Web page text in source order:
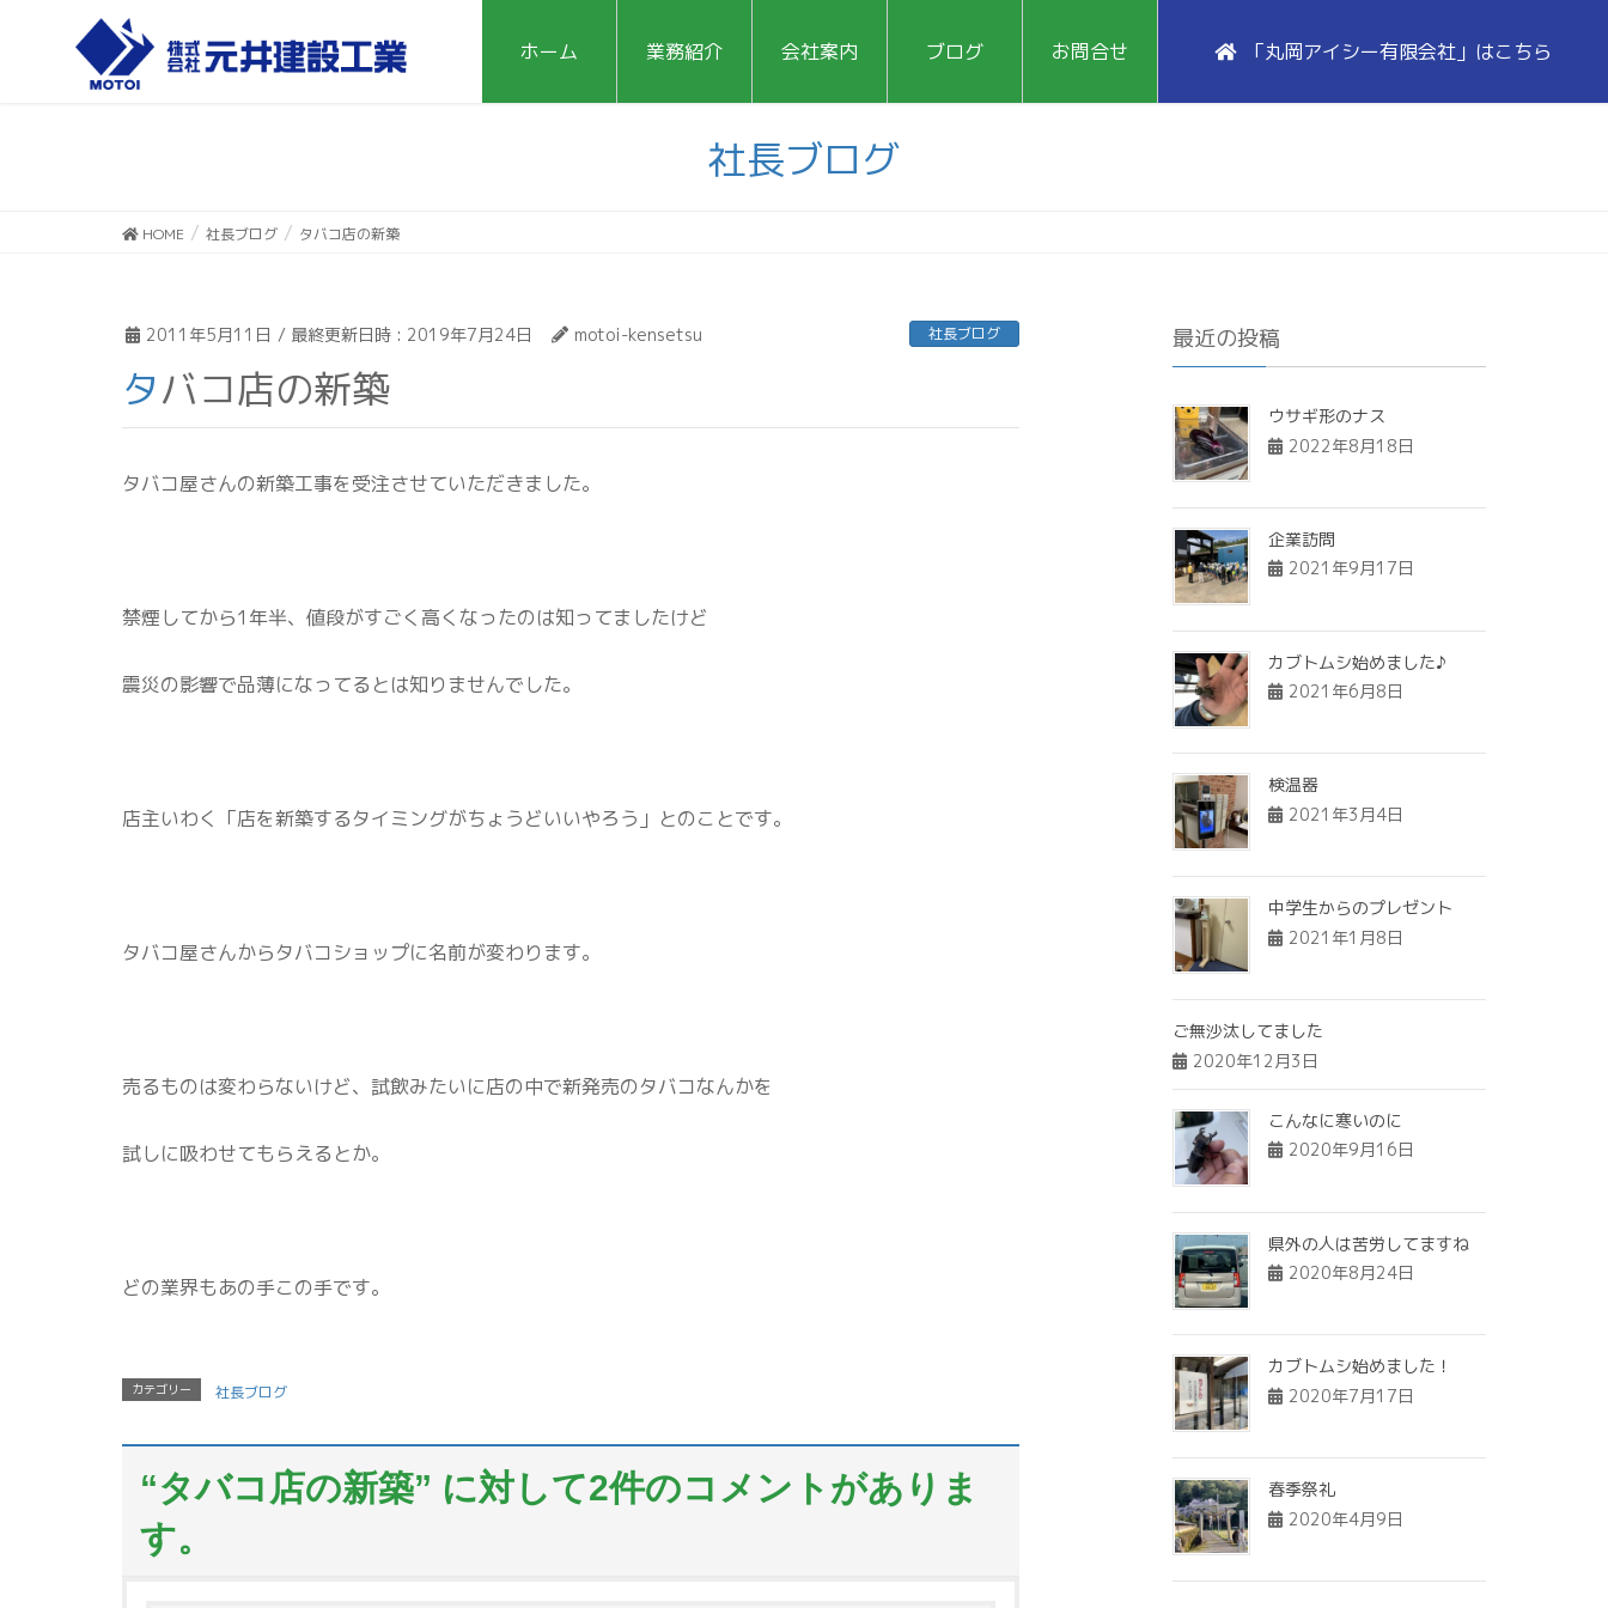
ホーム 業務紹介 会社案内 ブログ お問合せ 「丸岡アイシー有限会社」はこちら
社長ブログ
HOME 社長ブログ タバコ店の新築
2011年5月11日 / 最終更新日時 : 2019年7月24日 motoi-kensetsu 社長ブログ
タバコ店の新築
タバコ屋さんの新築工事を受注させていただきました。
禁煙してから1年半、値段がすごく高くなったのは知ってましたけど
震災の影響で品薄になってるとは知りませんでした。
店主いわく「店を新築するタイミングがちょうどいいやろう」とのことです。
タバコ屋さんからタバコショップに名前が変わります。
売るものは変わらないけど、試飲みたいに店の中で新発売のタバコなんかを
試しに吸わせてもらえるとか。
どの業界もあの手この手です。
カテゴリー 社長ブログ
“タバコ店の新築” に対して2件のコメントがありま
す。
最近の投稿
ウサギ形のナス
2022年8月18日
企業訪問
2021年9月17日
カブトムシ始めました♪
2021年6月8日
検温器
2021年3月4日
中学生からのプレゼント
2021年1月8日
ご無沙汰してました
2020年12月3日
こんなに寒いのに
2020年9月16日
県外の人は苦労してますね
2020年8月24日
カブトムシ始めました！
2020年7月17日
春季祭礼
2020年4月9日